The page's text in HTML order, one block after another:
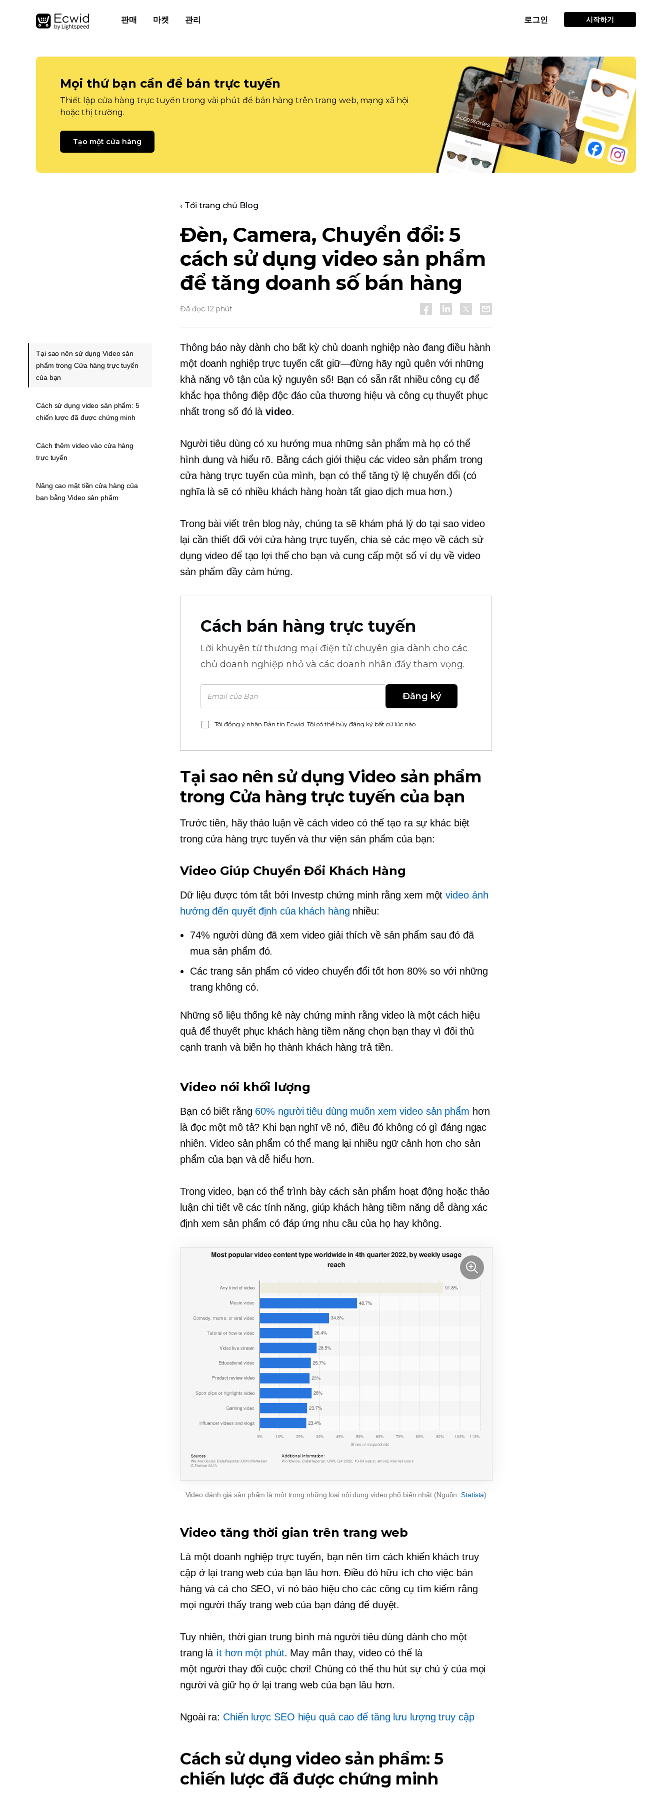
판매 마켓 관리 로그인 시작하기
Mọi thứ bạn cần để bán trực tuyến
Thiết lập cửa hàng trực tuyến trong vài phút để bán hàng trên trang web, mạng xã hội
hoặc thị trường.
Tạo một cửa hàng
‹ Tới trang chủ Blog
Đèn, Camera, Chuyển đổi: 5
cách sử dụng video sản phẩm
để tăng doanh số bán hàng
Đã đọc 12 phút
Thông báo này dành cho bất kỳ chủ doanh nghiệp nào đang điều hành
một doanh nghiệp trực tuyếncất giữ—đừng hãy ngủ quên với những
khả năng vô tận của kỷ nguyên số! Bạn có sẵn rất nhiều công cụ để
khắc họa thông điệp độc đáo của thương hiệu và công cụ thuyết phục
nhất trong số đó là video.
Người tiêu dùng có xu hướng mua những sản phẩm mà họ có thể
hình dung và hiểu rõ. Bằng cách giới thiệu các video sản phẩm trong
cửa hàng trực tuyến của mình, bạn có thể tăng tỷ lệ chuyển đổi (có
nghĩa là sẽ có nhiều khách hàng hoàn tất giao dịch mua hơn.)
Trong bài viết trên blog này, chúng ta sẽ khám phá lý do tại sao video
lại cần thiết đối với cửa hàng trực tuyến, chia sẻ các mẹo về cách sử
dụng video để tạo lợi thế cho bạn và cung cấp một số ví dụ về video
sản phẩm đầy cảm hứng.
Cách bán hàng trực tuyến
Lời khuyên từ thương mại điện tử chuyên gia dành cho các
chủ doanh nghiệp nhỏ và các doanh nhân đầy tham vọng.
Đăng ký
Tôi đồng ý nhận Bản tin Ecwid. Tôi có thể hủy đăng ký bất cứ lúc nào.
Tại sao nên sử dụng Video sản phẩm
trong Cửa hàng trực tuyến của bạn
Trước tiên, hãy thảo luận về cách video có thể tạo ra sự khác biệt
trong cửa hàng trực tuyến và thư viện sản phẩm của bạn:
Video Giúp Chuyển Đổi Khách Hàng
Dữ liệu được tóm tắt bởi Investp chứng minh rằng xem mộtvideo ảnh
hưởng đến quyết định của khách hàng nhiều:
74% người dùng đã xem video giải thích về sản phẩm sau đó đã
mua sản phẩm đó.
Các trang sản phẩm có video chuyển đổi tốt hơn 80% so với những
trang không có.
Những số liệu thống kê này chứng minh rằng video là một cách hiệu
quả để thuyết phục khách hàng tiềm năng chọn bạn thay vì đối thủ
cạnh tranh và biến họ thành khách hàng trả tiền.
Video nói khối lượng
Bạn có biết rằng 60% người tiêu dùng muốn xem video sản phẩm hơn
là đọc một mô tả? Khi bạn nghĩ về nó, điều đó không có gì đáng ngạc
nhiên. Video sản phẩm có thể mang lại nhiều ngữ cảnh hơn cho sản
phẩm của bạn và dễ hiểu hơn.
Trong video, bạn có thể trình bày cách sản phẩm hoạt động hoặc thảo
luận chi tiết về các tính năng, giúp khách hàng tiềm năng dễ dàng xác
định xem sản phẩm có đáp ứng nhu cầu của họ hay không.
Video đánh giá sản phẩm là một trong những loại nội dung video phổ biến nhất (Nguồn:Statista)
Video tăng thời gian trên trang web
Là một doanh nghiệp trực tuyến, bạn nên tìm cách khiến khách truy
cập ở lại trang web của bạn lâu hơn. Điều đó hữu ích cho việc bán
hàng và cả cho SEO, vì nó báo hiệu cho các công cụ tìm kiếm rằng
mọi người thấy trang web của bạn đáng để duyệt.
Tuy nhiên, thời gian trung bình mà người tiêu dùng dành cho một
trang là ít hơn một phút. May mắn thay, video có thể là
một người thay đổi cuộc chơi! Chúng có thể thu hút sự chú ý của mọi
người và giữ họ ở lại trang web của bạn lâu hơn.
Ngoài ra: Chiến lược SEO hiệu quả cao để tăng lưu lượng truy cập
Cách sử dụng video sản phẩm: 5
chiến lược đã được chứng minh
Tại sao nên sử dụng Video sản
phẩm trong Cửa hàng trực tuyến
của bạn
Cách sử dụng video sản phẩm: 5
chiến lược đã được chứng minh
Cách thêm video vào cửa hàng
trực tuyến
Nâng cao mặt tiền cửa hàng của
bạn bằng Video sản phẩm